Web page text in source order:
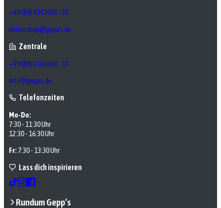
+49 (89) 4141603 - 33
onlineshop@gepps.de
Zentrale
+49 (89) 4141603 - 10
info@gepps.de
Telefonzeiten
Mo-Do:
7:30 - 11:30 Uhr
12:30 - 16:30 Uhr
Fr:7:30 - 13:30 Uhr
Lass dich inspirieren
Rundum Gepp’s